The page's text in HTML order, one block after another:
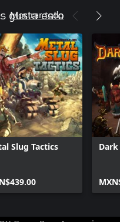
gusta esto
Mostrar todo
Slug Tactics